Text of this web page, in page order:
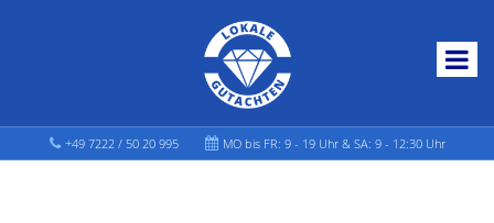
+49 7222 / 50 20 995 MO bis FR: 9 - 19 Uhr & SA: 9 - 12:30 Uhr